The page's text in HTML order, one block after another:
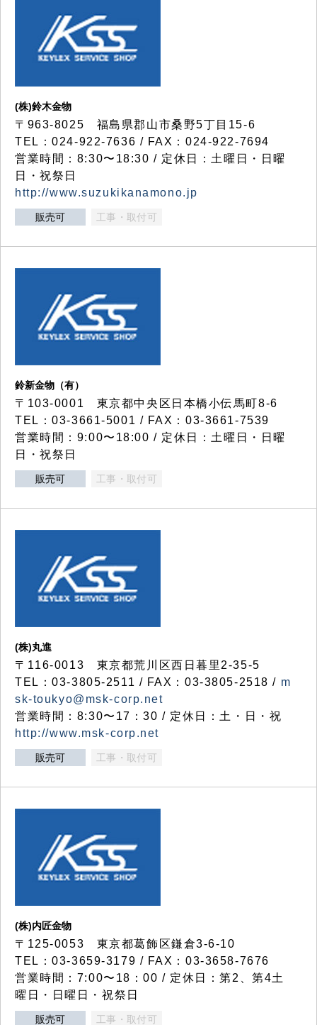
(株)鈴木金物
〒963-8025 福島県郡山市桑野5丁目15-6
TEL：024-922-7636 / FAX：024-922-7694
営業時間：8:30〜18:30 / 定休日：土曜日・日曜
日・祝祭日
http://www.suzukikanamono.jp
販売可 工事・取付可
鈴新金物（有）
〒103-0001 東京都中央区日本橋小伝馬町8-6
TEL：03-3661-5001 / FAX：03-3661-7539
営業時間：9:00〜18:00 / 定休日：土曜日・日曜
日・祝祭日
販売可 工事・取付可
(株)丸進
〒116-0013 東京都荒川区西日暮里2-35-5
TEL：03-3805-2511 / FAX：03-3805-2518 / m
sk-toukyo@msk-corp.net
営業時間：8:30〜17：30 / 定休日：土・日・祝
http://www.msk-corp.net
販売可 工事・取付可
(株)内匠金物
〒125-0053 東京都葛飾区鎌倉3-6-10
TEL：03-3659-3179 / FAX：03-3658-7676
営業時間：7:00〜18：00 / 定休日：第2、第4土
曜日・日曜日・祝祭日
販売可 工事・取付可